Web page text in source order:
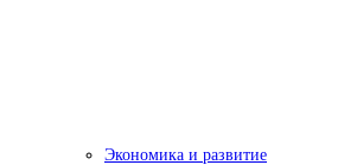
Экономика и развитие